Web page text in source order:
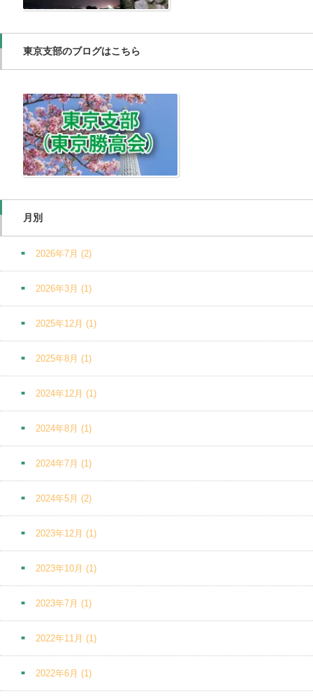
東京支部のブログはこちら
月別
2026年7月 (2)
2026年3月 (1)
2025年12月 (1)
2025年8月 (1)
2024年12月 (1)
2024年8月 (1)
2024年7月 (1)
2024年5月 (2)
2023年12月 (1)
2023年10月 (1)
2023年7月 (1)
2022年11月 (1)
2022年6月 (1)